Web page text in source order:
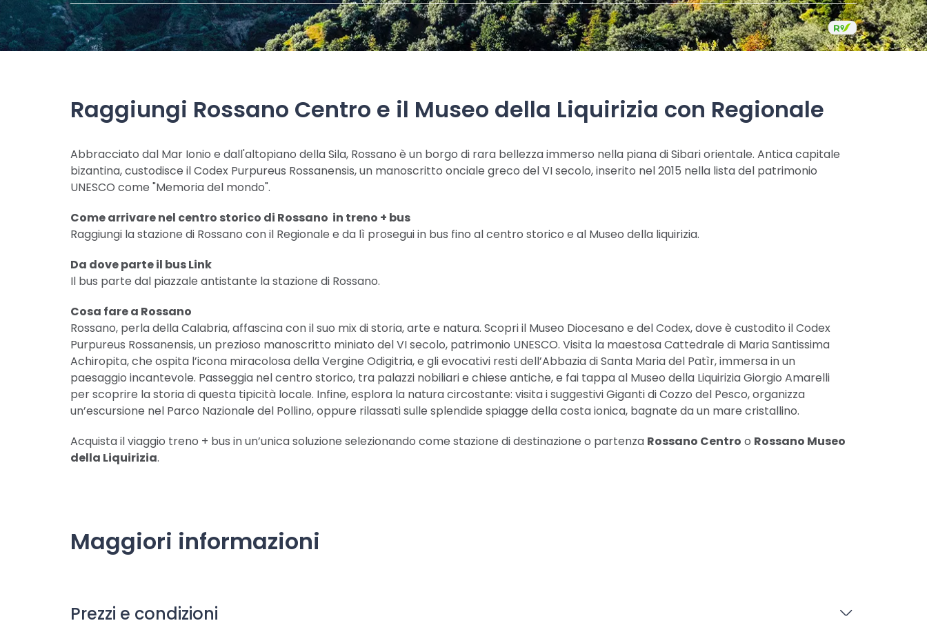
Raggiungi Rossano Centro e il Museo della Liquirizia con Regionale
Abbracciato dal Mar Ionio e dall'altopiano della Sila, Rossano è un borgo di rara bellezza immerso nella piana di Sibari orientale. Antica capitale
bizantina, custodisce il Codex Purpureus Rossanensis, un manoscritto onciale greco del VI secolo, inserito nel 2015 nella lista del patrimonio
UNESCO come "Memoria del mondo".
Come arrivare nel centro storico di Rossano in treno + bus
Raggiungi la stazione di Rossano con il Regionale e da lì prosegui in bus fino al centro storico e al Museo della liquirizia.
Da dove parte il bus Link
Il bus parte dal piazzale antistante la stazione di Rossano.
Cosa fare a Rossano
Rossano, perla della Calabria, affascina con il suo mix di storia, arte e natura. Scopri il Museo Diocesano e del Codex, dove è custodito il Codex
Purpureus Rossanensis, un prezioso manoscritto miniato del VI secolo, patrimonio UNESCO. Visita la maestosa Cattedrale di Maria Santissima
Achiropita, che ospita l’icona miracolosa della Vergine Odigitria, e gli evocativi resti dell’Abbazia di Santa Maria del Patìr, immersa in un
paesaggio incantevole. Passeggia nel centro storico, tra palazzi nobiliari e chiese antiche, e fai tappa al Museo della Liquirizia Giorgio Amarelli
per scoprire la storia di questa tipicità locale. Infine, esplora la natura circostante: visita i suggestivi Giganti di Cozzo del Pesco, organizza
un’escursione nel Parco Nazionale del Pollino, oppure rilassati sulle splendide spiagge della costa ionica, bagnate da un mare cristallino.
Acquista il viaggio treno + bus in un’unica soluzione selezionando come stazione di destinazione o partenza Rossano Centro o Rossano Museo
della Liquirizia.
Maggiori informazioni
Prezzi e condizioni